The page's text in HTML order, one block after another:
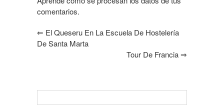
comentarios.
⇐ El Queseru En La Escuela De Hostelería
De Santa Marta
Tour De Francia⇒